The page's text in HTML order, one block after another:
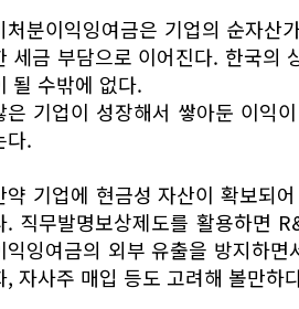
처분이익잉여금은 기업의 순자산
세금 부담으로 이어진다. 한국의
될 수밖에 없다.
은 기업이 성장해서 쌓아둔 이익
다.
약 기업에 현금성 자산이 확보되
. 직무발명보상제도를 활용하면
익잉여금의 외부 유출을 방지하
, 자사주 매입 등도 고려해 볼만하